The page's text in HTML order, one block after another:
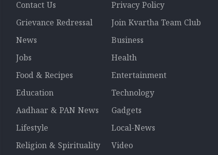
Contact Us
Privacy Policy
Grievance Redressal
Join Kvartha Team Club
News
Business
Jobs
Health
Food & Recipes
Entertainment
Education
Technology
Aadhaar & PAN News
Gadgets
Lifestyle
Local-News
Religion & Spirituality
Video